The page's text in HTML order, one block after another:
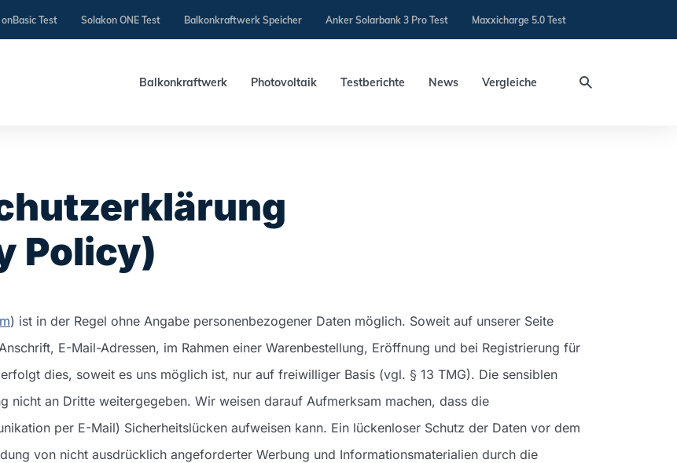
Test Solakon ONE Test Balkonkraftwerk Speicher Anker Solarbank 3 Pro Test Maxxicharge 5.0 Test
Balkonkraftwerk Photovoltaik Testberichte News Vergleiche
Policy)
) ist in der Regel ohne Angabe personenbezogener Daten möglich. Soweit auf unserer Seite
E-Mail-Adressen, im Rahmen einer Warenbestellung, Eröffnung und bei Registrierung für
dies, soweit es uns möglich ist, nur auf freiwilliger Basis (vgl. § 13 TMG). Die sensiblen
nicht an Dritte weitergegeben. Wir weisen darauf Aufmerksam machen, dass die
per E-Mail) Sicherheitslücken aufweisen kann. Ein lückenloser Schutz der Daten vor dem
von nicht ausdrücklich angeforderter Werbung und Informationsmaterialien durch die